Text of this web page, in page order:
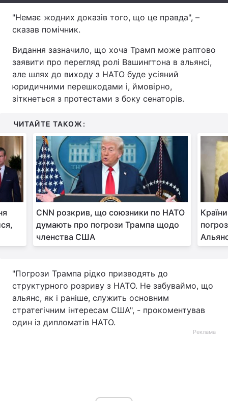
Тема оформлення
"Немає жодних доказів того, що це правда", –
сказав помічник.
Видання зазначило, що хоча Трамп може раптово
заявити про перегляд ролі Вашингтона в альянсі,
але шлях до виходу з НАТО буде усіяний
юридичними перешкодами і, ймовірно,
зіткнеться з протестами з боку сенаторів.
ЧИТАЙТЕ ТАКОЖ:
CNN розкрив, що союзники по НАТО
думають про погрози Трампа щодо
членства США
"Погрози Трампа рідко призводять до
структурного розриву з НАТО. Не забуваймо, що
альянс, як і раніше, служить основним
стратегічним інтересам США", - прокоментував
один із дипломатів НАТО.
Реклама